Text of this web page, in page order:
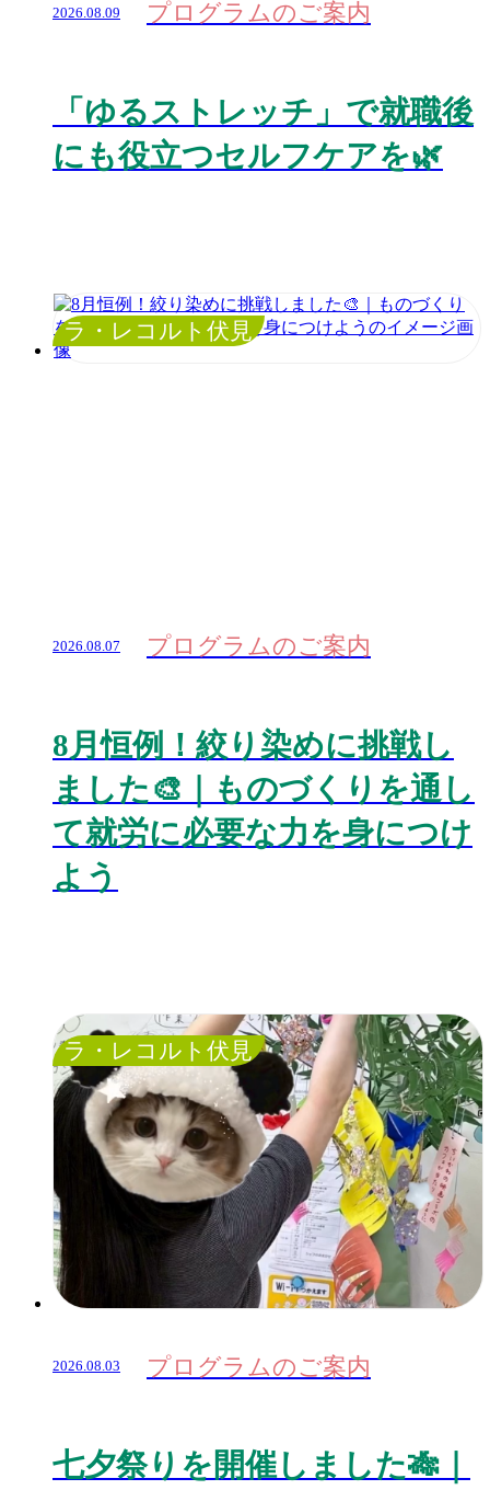
2026.08.09 プログラムのご案内
「ゆるストレッチ」で就職後
にも役立つセルフケアを🌿
ラ・レコルト伏見
2026.08.07 プログラムのご案内
8月恒例！絞り染めに挑戦し
ました🎨｜ものづくりを通し
て就労に必要な力を身につけ
よう
ラ・レコルト伏見
2026.08.03 プログラムのご案内
七夕祭りを開催しました🎋｜